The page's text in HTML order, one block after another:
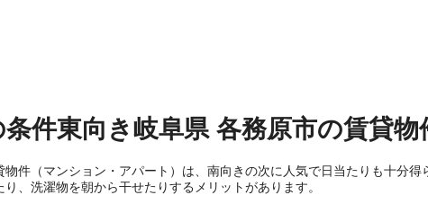
条件東向き岐阜県 各務原市の賃貸物
物件（マンション・アパート）は、南向きの次に人気で日当たりも十分
り、洗濯物を朝から干せたりするメリットがあります。